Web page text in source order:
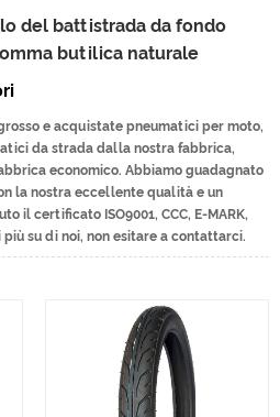
del battistrada da fondo
butilica naturale
e acquistate pneumatici per moto,
da strada dalla nostra fabbrica,
economico. Abbiamo guadagnato
la nostra eccellente qualità e un
il certificato ISO9001, CCC, E-MARK,
più su di noi, non esitare a contattarci.